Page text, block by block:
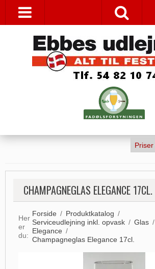
CHAMPAGNEGLAS ELEGANCE 17CL.
Her
er
du:
Forside / Produktkatalog /
Serviceudlejning inkl. opvask / Glas /
Elegance /
Champagneglas Elegance 17cl.